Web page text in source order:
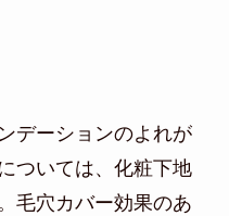
デーションのよれが
ついては、化粧下地
毛穴カバー効果のあ